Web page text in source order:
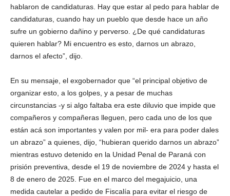
hablaron de candidaturas. Hay que estar al pedo para hablar de
candidaturas, cuando hay un pueblo que desde hace un año
sufre un gobierno dañino y perverso. ¿De qué candidaturas
quieren hablar? Mi encuentro es esto, darnos un abrazo,
darnos el afecto”, dijo.
En su mensaje, el exgobernador que “el principal objetivo de
organizar esto, a los golpes, y a pesar de muchas
circunstancias -y si algo faltaba era este diluvio que impide que
compañeros y compañeras lleguen, pero cada uno de los que
están acá son importantes y valen por mil- era para poder dales
un abrazo” a quienes, dijo, “hubieran querido darnos un abrazo”
mientras estuvo detenido en la Unidad Penal de Paraná con
prisión preventiva, desde el 19 de noviembre de 2024 y hasta el
8 de enero de 2025. Fue en el marco del megajuicio, una
medida cautelar a pedido de Fiscalía para evitar el riesgo de